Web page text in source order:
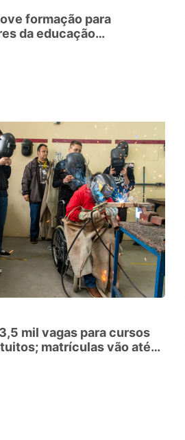
formação para
da educação
mil vagas para cursos
matrículas vão até